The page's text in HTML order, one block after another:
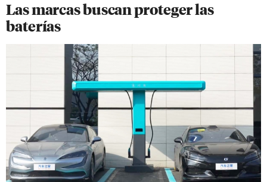
Las marcas buscan proteger las
baterías